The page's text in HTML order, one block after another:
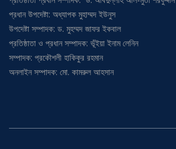
প্রধান উপদেষ্টা: অধ্যাপক মুহাম্মদ ইউনুস
উপদেষ্টা সম্পাদক: ড. মুহম্মদ জাফর ইকবাল
প্রতিষ্ঠাতা ও প্রধান সম্পাদক: ভূঁইয়া ইনাম লেনিন
সম্পাদক: প্রকৌশলী হাকিকুর রহমান
অনলাইন সম্পাদক: মো. কামরুল আহসান